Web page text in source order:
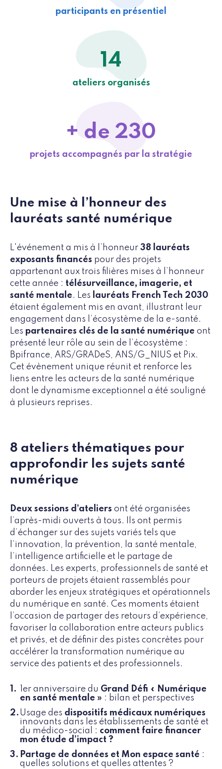
participants en présentiel
14
ateliers organisés
+ de 230
projets accompagnés par la stratégie
Une mise à l’honneur des
lauréats santé numérique
L'événement a mis à l’honneur 38 lauréats
exposants financés pour des projets
appartenant aux trois filières mises à l’honneur
cette année : télésurveillance, imagerie, et
santé mentale. Les
lauréats French Tech 2030
étaient également mis en avant, illustrant leur
engagement dans l’écosystème de la e-santé.
Les partenaires clés de la santé numérique ont
présenté leur rôle au sein de l’écosystème :
Bpifrance, ARS/GRADeS, ANS/G_NIUS et Pix.
Cet évènement unique réunit et renforce les
liens entre les acteurs de la santé numérique
dont le dynamisme exceptionnel a été souligné
à plusieurs reprises.
8 ateliers thématiques pour
approfondir les sujets santé
numérique
Deux sessions d’ateliers ont été organisées
l’après-midi ouverts à tous. Ils ont permis
d’échanger sur des sujets variés tels que
l’innovation, la prévention, la santé mentale,
l’intelligence artificielle et le partage de
données. Les experts, professionnels de santé et
porteurs de projets étaient rassemblés pour
aborder les enjeux stratégiques et opérationnels
du numérique en santé. Ces moments étaient
l’occasion de partager des retours d’expérience,
favoriser la collaboration entre acteurs publics
et privés, et de définir des pistes concrètes pour
accélérer la transformation numérique au
service des patients et des professionnels.
1er anniversaire du Grand Défi « Numérique
en santé mentale » : bilan et perspectives
Usage des dispositifs médicaux numériques
innovants dans les établissements de santé et
du médico-social : comment faire financer
mon étude d’impact ?
Partage de données et Mon espace santé :
quelles solutions et quelles attentes ?